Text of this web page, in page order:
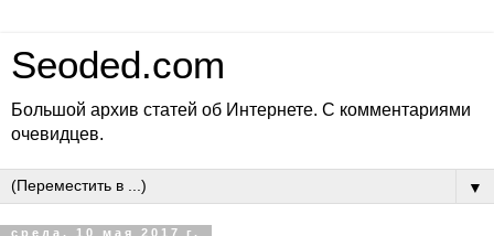
Seoded.com
Большой архив статей об Интернете. С комментариями
очевидцев.
▼
среда, 10 мая 2017 г.